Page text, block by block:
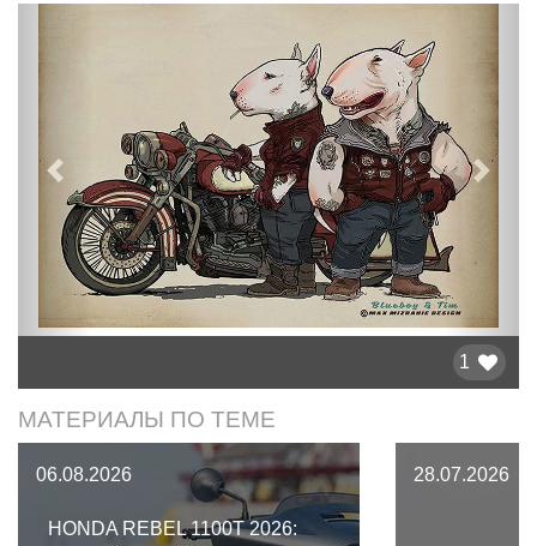
Предыдущий
1
МАТЕРИАЛЫ ПО ТЕМЕ
06.08.2026
HONDA REBEL 1100T 2026:
28.07.2026